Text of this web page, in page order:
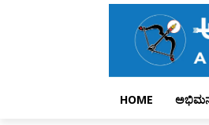
HOME